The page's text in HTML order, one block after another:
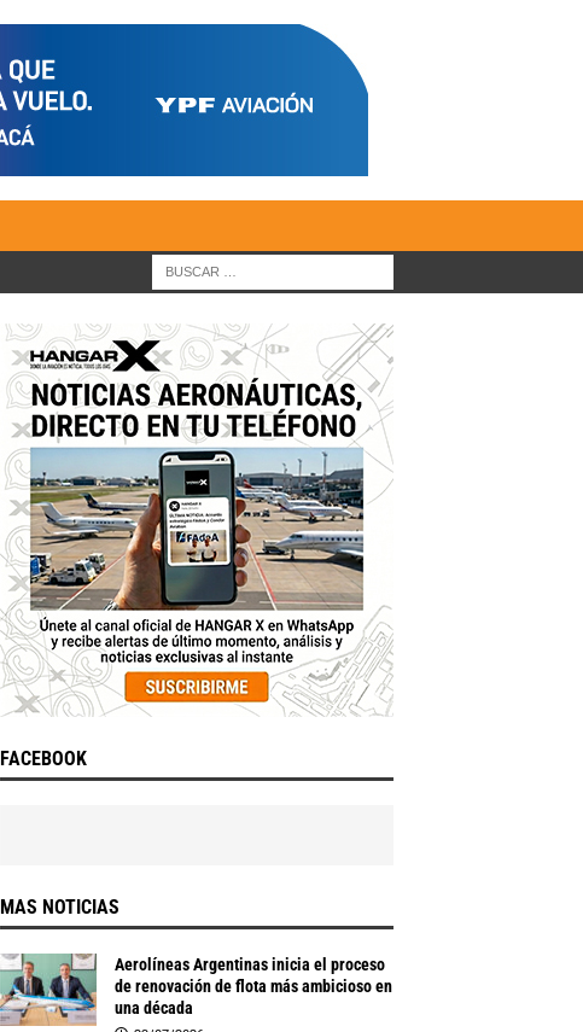
FACEBOOK
MAS NOTICIAS
Aerolíneas Argentinas inicia el proceso
de renovación de flota más ambicioso en
una década